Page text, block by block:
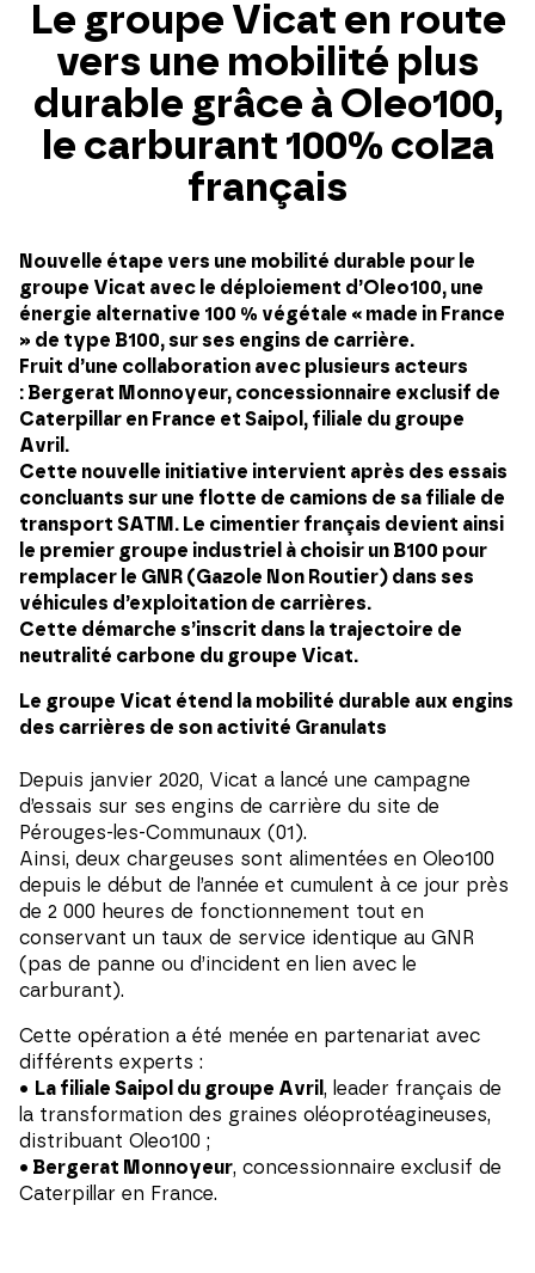
Le groupe Vicat en route
vers une mobilité plus
durable grâce à Oleo100,
le carburant 100% colza
français
Nouvelle étape vers une mobilité durable pour le
groupe Vicat avec le déploiement d’Oleo100, une
énergie alternative 100 % végétale « made in France
» de type B100, sur ses engins de carrière.
Fruit d’une collaboration avec plusieurs acteurs
: Bergerat Monnoyeur, concessionnaire exclusif de
Caterpillar en France et Saipol, filiale du groupe
Avril.
Cette nouvelle initiative intervient après des essais
concluants sur une flotte de camions de sa filiale de
transport SATM. Le cimentier français devient ainsi
le premier groupe industriel à choisir un B100 pour
remplacer le GNR (Gazole Non Routier) dans ses
véhicules d’exploitation de carrières.
Cette démarche s’inscrit dans la trajectoire de
neutralité carbone du groupe Vicat.
Le groupe Vicat étend la mobilité durable aux engins
des carrières de son activité Granulats
Depuis janvier 2020, Vicat a lancé une campagne
d’essais sur ses engins de carrière du site de
Pérouges-les-Communaux (01).
Ainsi, deux chargeuses sont alimentées en Oleo100
depuis le début de l’année et cumulent à ce jour près
de 2 000 heures de fonctionnement tout en
conservant un taux de service identique au GNR
(pas de panne ou d’incident en lien avec le
carburant).
Cette opération a été menée en partenariat avec
différents experts :
• La filiale Saipol du groupe Avril , leader français de
la transformation des graines oléoprotéagineuses,
distribuant Oleo100 ;
• Bergerat Monnoyeur, concessionnaire exclusif de
Caterpillar en France.